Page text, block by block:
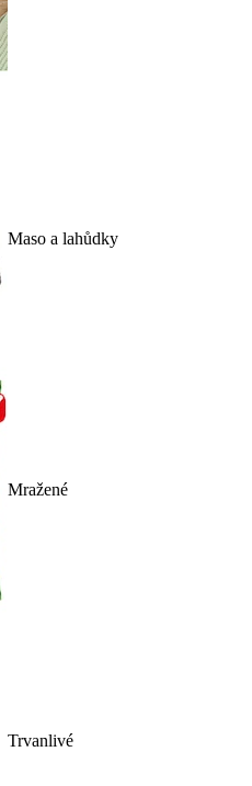
Maso a lahůdky
Mražené
Trvanlivé